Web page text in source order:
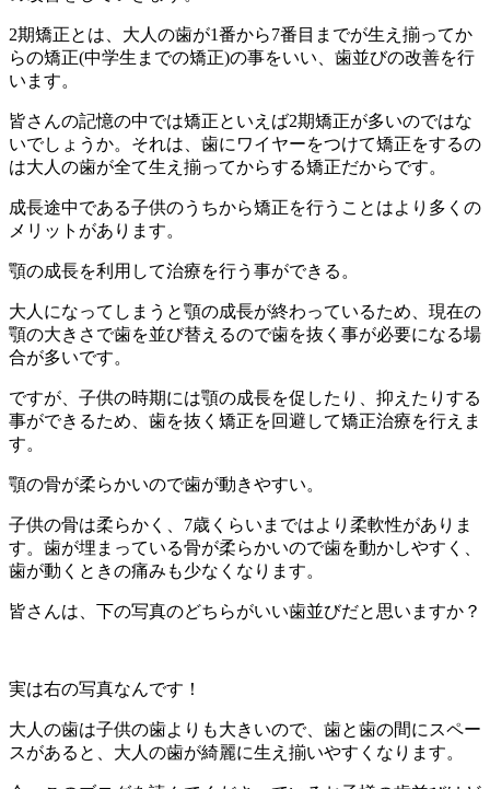
2期矯正とは、大人の歯が1番から7番目までが生え揃ってか
らの矯正(中学生までの矯正)の事をいい、歯並びの改善を行
います。
皆さんの記憶の中では矯正といえば2期矯正が多いのではな
いでしょうか。それは、歯にワイヤーをつけて矯正をするの
は大人の歯が全て生え揃ってからする矯正だからです。
成長途中である子供のうちから矯正を行うことはより多くの
メリットがあります。
顎の成長を利用して治療を行う事ができる。
大人になってしまうと顎の成長が終わっているため、現在の
顎の大きさで歯を並び替えるので歯を抜く事が必要になる場
合が多いです。
ですが、子供の時期には顎の成長を促したり、抑えたりする
事ができるため、歯を抜く矯正を回避して矯正治療を行えま
す。
顎の骨が柔らかいので歯が動きやすい。
子供の骨は柔らかく、 7歳くらいまではより柔軟性がありま
す。歯が埋まっている骨が柔らかいので歯を動かしやすく、
歯が動くときの痛みも少なくなります。
皆さんは、下の写真のどちらがいい歯並びだと思いますか？
実は右の写真なんです！
大人の歯は子供の歯よりも大きいので、歯と歯の間にスペー
スがあると、大人の歯が綺麗に生え揃いやすくなります。